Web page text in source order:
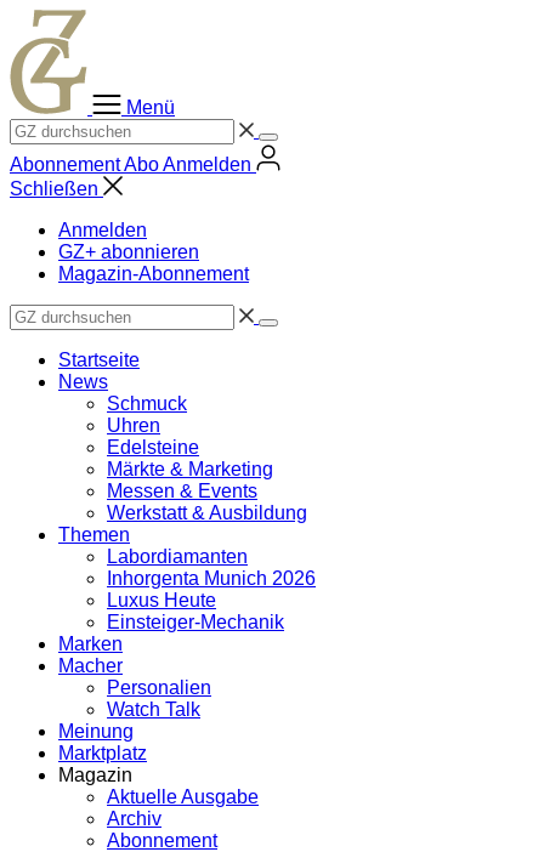
Zum
Inhalt
springen
Menü
AbonnementAboAnmelden
Schließen
Anmelden
GZ+ abonnieren
Magazin-Abonnement
Startseite
News
Schmuck
Uhren
Edelsteine
Märkte & Marketing
Messen & Events
Werkstatt & Ausbildung
Themen
Labordiamanten
Inhorgenta Munich 2026
Luxus Heute
Einsteiger-Mechanik
Marken
Macher
Personalien
Watch Talk
Meinung
Marktplatz
Magazin
Aktuelle Ausgabe
Archiv
Abonnement